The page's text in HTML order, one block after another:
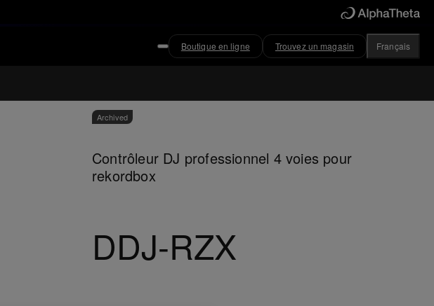
Boutique en ligne Trouvez un magasin Français
Archived
Contrôleur DJ professionnel 4 voies pour
rekordbox
DDJ-RZX